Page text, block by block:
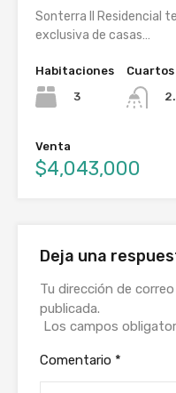
Sonterra ll Residencial
exclusiva de casas…
Habitaciones
3
Cuartos
Venta
$4,043,000
Deja una
Tu dirección de
publicada.
Los campos
Comentario *